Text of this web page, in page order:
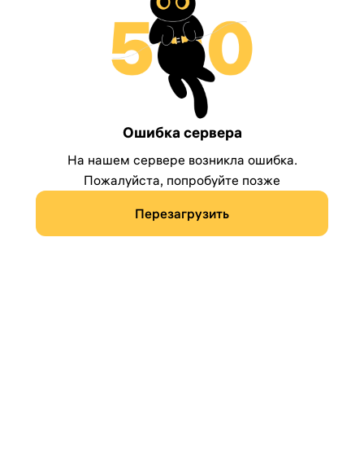
Ошибка сервера
На нашем сервере возникла ошибка.
Пожалуйста, попробуйте позже
Перезагрузить